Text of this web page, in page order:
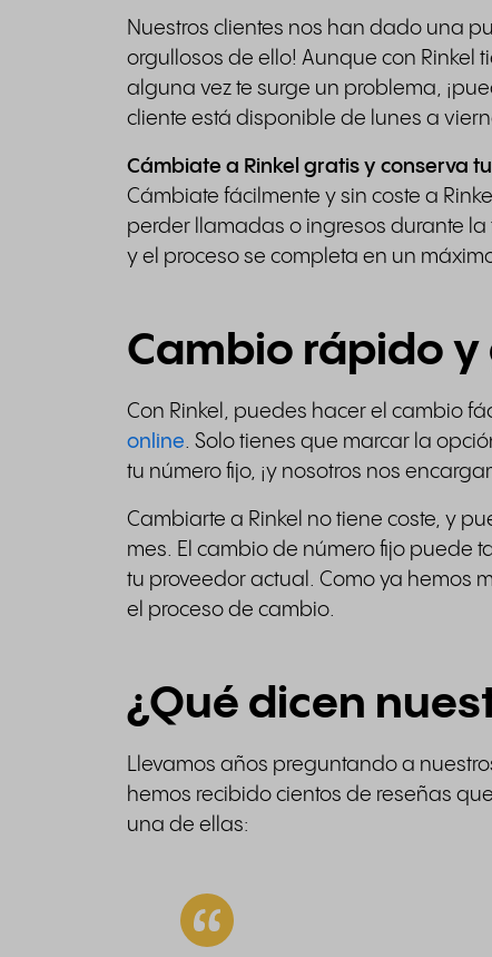
Nuestros clientes nos han dado una
orgullosos de ello! Aunque con Rinkel
alguna vez te surge un problema,
cliente está disponible de lunes a
Cámbiate a Rinkel gratis y conserva
Cámbiate fácilmente y sin coste a
perder llamadas o ingresos durante
y el proceso se completa en un
Cambio rápido
Con Rinkel, puedes hacer el cambio
online . Solo tienes que marcar la
tu número fijo, ¡y nosotros nos
Cambiarte a Rinkel no tiene coste, y
mes. El cambio de número fijo puede
tu proveedor actual. Como ya hemos
el proceso de cambio.
¿Qué dicen
Llevamos años preguntando a
hemos recibido cientos de reseñas
una de ellas: